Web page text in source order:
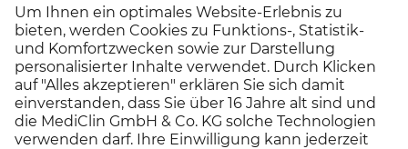
beim Bundesamt für Soziale Sicherung und des Landes
Baden-Württemberg.